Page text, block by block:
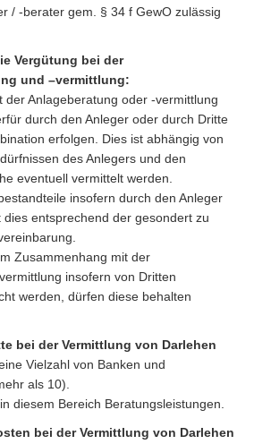
/ -berater gem. § 34 f GewO zulässig
Vergütung bei der
und –vermittlung:
der Anlageberatung oder -vermittlung
durch den Anleger oder durch Dritte
erfolgen. Dies ist abhängig von
des Anlegers und den
eventuell vermittelt werden.
insofern durch den Anleger
entsprechend der gesondert zu
Zusammenhang mit der
insofern von Dritten
werden, dürfen diese behalten
bei der Vermittlung von Darlehen
Vielzahl von Banken und
als 10).
diesem Bereich Beratungsleistungen.
bei der Vermittlung von Darlehen